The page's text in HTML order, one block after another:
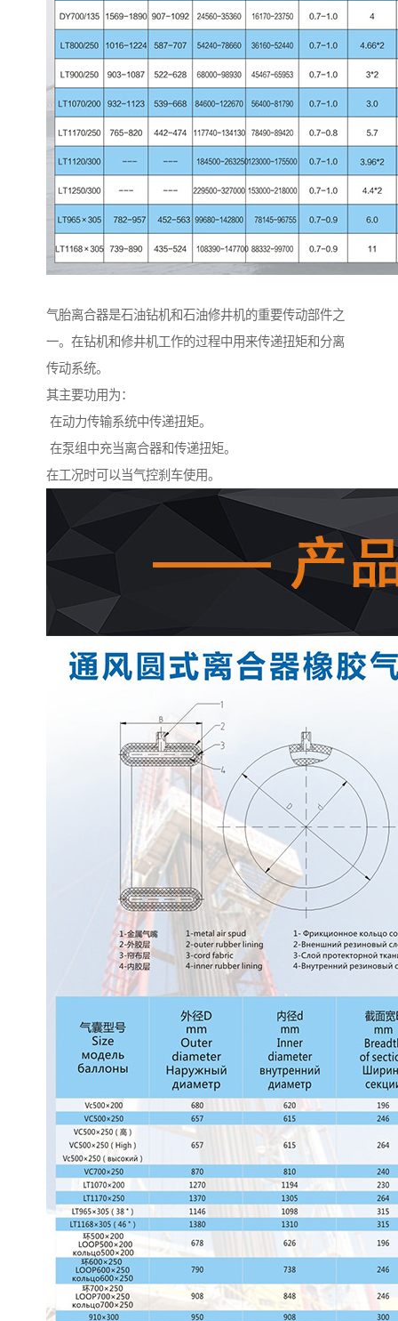
气胎离合器是石油钻机和石油修井机的重要传动部件之
一。在钻机和修井机工作的过程中用来传递扭矩和分离
传动系统。
其主要功用为：
在动力传输系统中传递扭矩。
在泵组中充当离合器和传递扭矩。
在工况时可以当气控刹车使用。